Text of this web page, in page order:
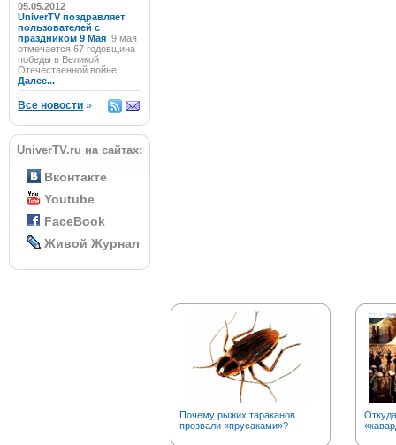
05.05.2012
UniverTV поздравляет
пользователей с
праздником 9 Мая 9 мая
отмечается 67 годовщина
победы в Великой
Отечественной войне.
Далее...
Все новости »
UniverTV.ru на сайтах:
Вконтакте
Youtube
FaceBook
Живой Журнал
Почему рыжих тараканов
прозвали «прусаками»?